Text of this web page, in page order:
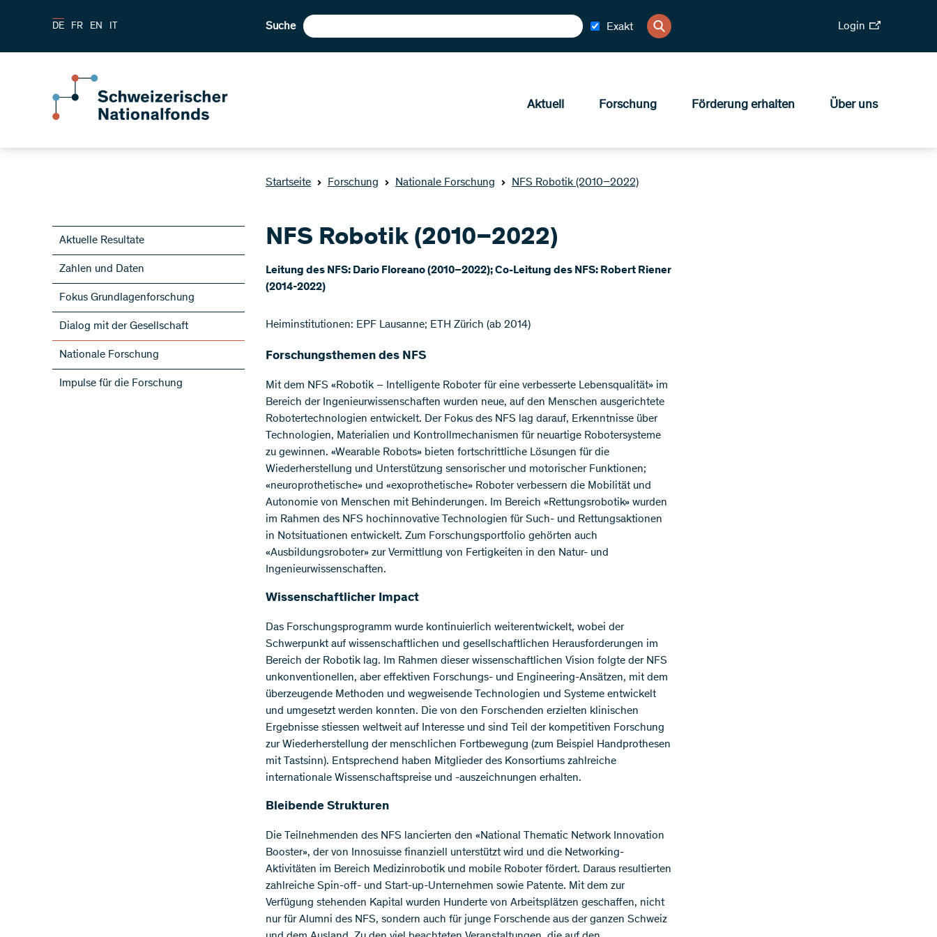
DE FR EN IT Suche Exakt Login
Aktuell Forschung Förderung erhalten Über uns
Startseite Forschung Nationale Forschung NFS Robotik (2010–2022)
Aktuelle Resultate
Zahlen und Daten
Fokus Grundlagenforschung
Dialog mit der Gesellschaft
Nationale Forschung
Impulse für die Forschung
NFS Robotik (2010–2022)
Leitung des NFS: Dario Floreano (2010–2022); Co-Leitung des NFS: Robert Riener
(2014-2022)
Heiminstitutionen: EPF Lausanne; ETH Zürich (ab 2014)
Forschungsthemen des NFS
Mit dem NFS «Robotik – Intelligente Roboter für eine verbesserte Lebensqualität» im
Bereich der Ingenieurwissenschaften wurden neue, auf den Menschen ausgerichtete
Robotertechnologien entwickelt. Der Fokus des NFS lag darauf, Erkenntnisse über
Technologien, Materialien und Kontrollmechanismen für neuartige Robotersysteme
zu gewinnen. «Wearable Robots» bieten fortschrittliche Lösungen für die
Wiederherstellung und Unterstützung sensorischer und motorischer Funktionen;
«neuroprothetische» und «exoprothetische» Roboter verbessern die Mobilität und
Autonomie von Menschen mit Behinderungen. Im Bereich «Rettungsrobotik» wurden
im Rahmen des NFS hochinnovative Technologien für Such- und Rettungsaktionen
in Notsituationen entwickelt. Zum Forschungsportfolio gehörten auch
«Ausbildungsroboter» zur Vermittlung von Fertigkeiten in den Natur- und
Ingenieurwissenschaften.
Wissenschaftlicher Impact
Das Forschungsprogramm wurde kontinuierlich weiterentwickelt, wobei der
Schwerpunkt auf wissenschaftlichen und gesellschaftlichen Herausforderungen im
Bereich der Robotik lag. Im Rahmen dieser wissenschaftlichen Vision folgte der NFS
unkonventionellen, aber effektiven Forschungs- und Engineering-Ansätzen, mit dem
überzeugende Methoden und wegweisende Technologien und Systeme entwickelt
und umgesetzt werden konnten. Die von den Forschenden erzielten klinischen
Ergebnisse stiessen weltweit auf Interesse und sind Teil der kompetitiven Forschung
zur Wiederherstellung der menschlichen Fortbewegung (zum Beispiel Handprothesen
mit Tastsinn). Entsprechend haben Mitglieder des Konsortiums zahlreiche
internationale Wissenschaftspreise und -auszeichnungen erhalten.
Bleibende Strukturen
Die Teilnehmenden des NFS lancierten den «National Thematic Network Innovation
Booster», der von Innosuisse finanziell unterstützt wird und die Networking-
Aktivitäten im Bereich Medizinrobotik und mobile Roboter fördert. Daraus resultierten
zahlreiche Spin-off- und Start-up-Unternehmen sowie Patente. Mit dem zur
Verfügung stehenden Kapital wurden Hunderte von Arbeitsplätzen geschaffen, nicht
nur für Alumni des NFS, sondern auch für junge Forschende aus der ganzen Schweiz